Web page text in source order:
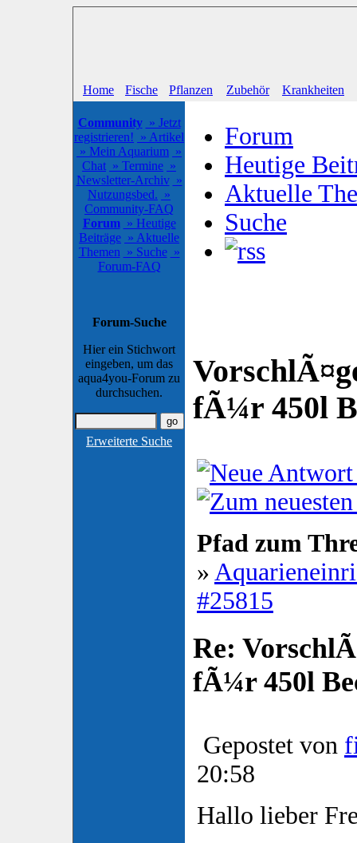
Home Fische Pflanzen Zubehör Krankheiten
Community » Jetzt
registrieren! » Artikel
» Mein Aquarium »
Chat » Termine »
Newsletter-Archiv »
Nutzungsbed. »
Community-FAQ
Forum » Heutige
Beiträge » Aktuelle
Themen » Suche »
Forum-FAQ
Forum-Suche
Hier ein Stichwort
eingeben, um das
aqua4you-Forum zu
durchsuchen.
Erweiterte Suche
Forum
Heutige
Aktuelle
Suche
fÃ¼r 450l
Pfad zum
»
#25815
Re:
fÃ¼r 450l
Gepostet von
20:58
Hallo lieber